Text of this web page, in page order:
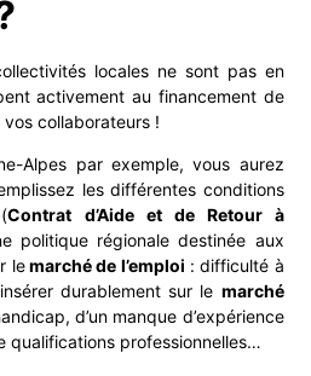
locales ne sont pas en
activement au financement de
vos collaborateurs !
Alpes par exemple, vous aurez
les différentes conditions
Contrat d’Aide et de Retour à
politique régionale destinée aux
lemarché de l’emploi : difficulté à
durablement sur le marché
d’un manque d’expérience
qualifications professionnelles…